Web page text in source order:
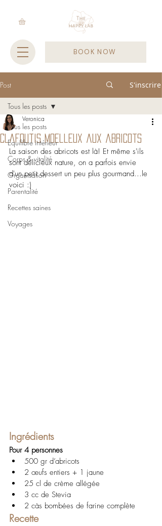
BOOK NOW
Post S'inscrire
Tous les posts
Equilibre intérieur
Corps & vitalité
Organisation
Parentalité
Recettes saines
Voyages
Tous les posts
Clafoutis moelleux aux abricots
Veronica
La saison des abricots est là! Et même s'ils
sont délicieux nature, on a parfois envie
d'un petit dessert un peu plus gourmand...le
voici :)
Ingrédients
Pour 4 personnes
500 gr d’abricots
2 œufs entiers + 1 jaune
25 cl de crème allégée
3 cc de Stevia
2 càs bombées de farine complète
Recette